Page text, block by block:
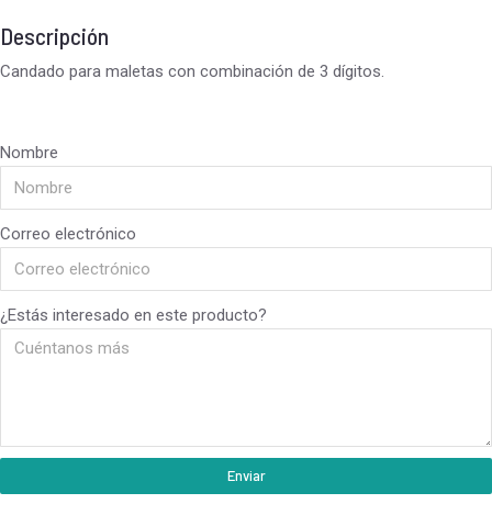
Descripción
Candado para maletas con combinación de 3 dígitos.
Nombre
Correo electrónico
¿Estás interesado en este producto?
Enviar